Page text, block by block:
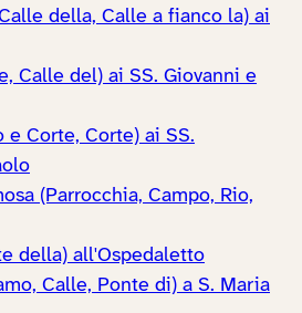
della, Calle a fianco la) ai
Calle del) ai SS. Giovanni e
e Corte, Corte) ai SS.
(Parrocchia, Campo, Rio,
della) all'Ospedaletto
Calle, Ponte di) a S. Maria